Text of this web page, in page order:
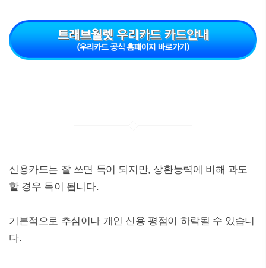
신용카드는 잘 쓰면 득이 되지만, 상환능력에 비해 과도
할 경우 독이 됩니다.
기본적으로 추심이나 개인 신용 평점이 하락될 수 있습니
다.